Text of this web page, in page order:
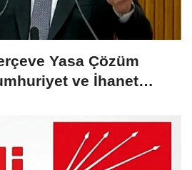
Yasa Çözüm
ve İhanet